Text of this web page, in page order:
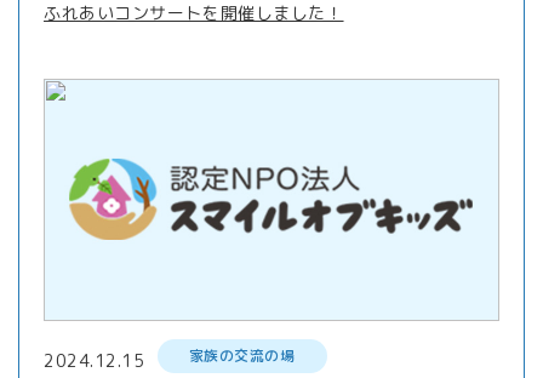
ふれあいコンサートを開催しました！
2024.12.15 家族の交流の場